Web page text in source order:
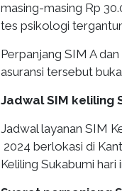
masing-masing Rp
tes psikologi
Perpanjang SIM A
asuransi tersebut
Jadwal SIM keliling
Jadwal layanan SIM
2024 berlokasi di
Keliling Sukabumi